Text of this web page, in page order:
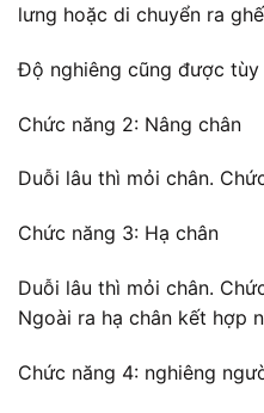
lưng hoặc di chuyển ra
Độ nghiêng cũng được
Chức năng 2: Nâng chân
Duỗi lâu thì mỏi chân.
Chức năng 3: Hạ chân
Duỗi lâu thì mỏi chân.
Ngoài ra hạ chân kết hợp
Chức năng 4: nghiêng